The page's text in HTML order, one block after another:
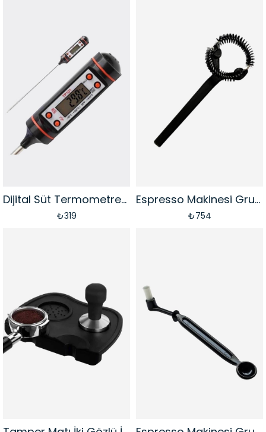
Dijital Süt Termometresi DT-03
₺319
Espresso Makinesi Grup Temizleme Fırçası Yuvarlak | 58mm
₺754